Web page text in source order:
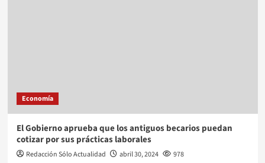
Economía
El Gobierno aprueba que los antiguos becarios puedan
cotizar por sus prácticas laborales
Redacción Sólo Actualidad abril 30, 2024
978